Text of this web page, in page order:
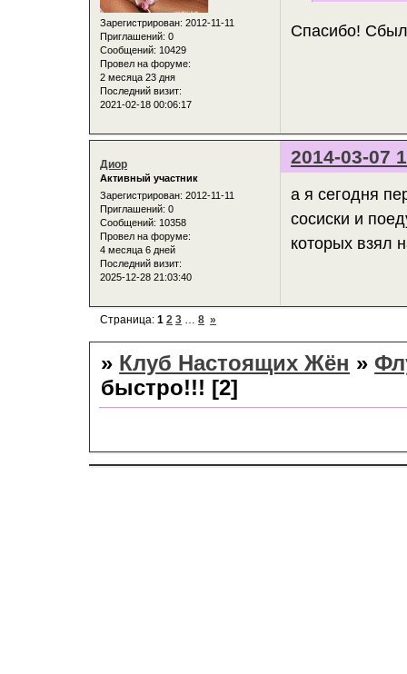
Зарегистрирован: 2012-11-11
Приглашений: 0
Сообщений: 10429
Провел на форуме:
2 месяца 23 дня
Последний визит:
2021-02-18 00:06:17
Спасибо!
2014-03-07
Диор
Активный участник
Зарегистрирован: 2012-11-11
Приглашений: 0
Сообщений: 10358
Провел на форуме:
4 месяца 6 дней
Последний визит:
2025-12-28 21:03:40
а я сегодня
сосиски и
которых взял
Страница:1 2 3 8 »
» Клуб Настоящих Жён »
быстро!!! [2]